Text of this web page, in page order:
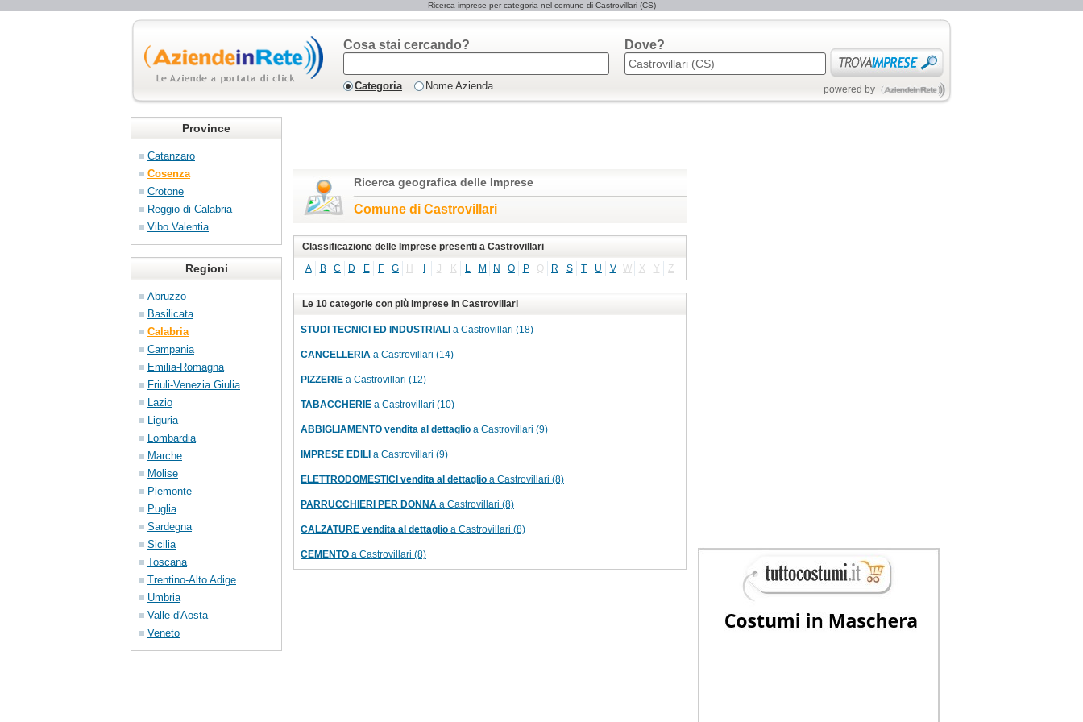
Ricerca imprese per categoria nel comune di Castrovillari (CS)
Cosa stai cercando?
Categoria Nome Azienda
Dove?
powered by
Province
Catanzaro
Cosenza
Crotone
Reggio di Calabria
Vibo Valentia
Regioni
Abruzzo
Basilicata
Calabria
Campania
Emilia-Romagna
Friuli-Venezia Giulia
Lazio
Liguria
Lombardia
Marche
Molise
Piemonte
Puglia
Sardegna
Sicilia
Toscana
Trentino-Alto Adige
Umbria
Valle d'Aosta
Veneto
Ricerca geografica delle Imprese
Comune di Castrovillari
Classificazione delle Imprese presenti a Castrovillari
A
B C D E F G H J K L M N O P Q R S T U V W X Y Z
Le 10 categorie con più imprese in Castrovillari
STUDI TECNICI ED INDUSTRIALI a Castrovillari (18)
CANCELLERIA a Castrovillari (14)
PIZZERIE a Castrovillari (12)
TABACCHERIE a Castrovillari (10)
ABBIGLIAMENTO vendita al dettaglio a Castrovillari (9)
IMPRESE EDILI a Castrovillari (9)
ELETTRODOMESTICI vendita al dettaglio a Castrovillari (8)
PARRUCCHIERI PER DONNA a Castrovillari (8)
CALZATURE vendita al dettaglio a Castrovillari (8)
CEMENTO a Castrovillari (8)